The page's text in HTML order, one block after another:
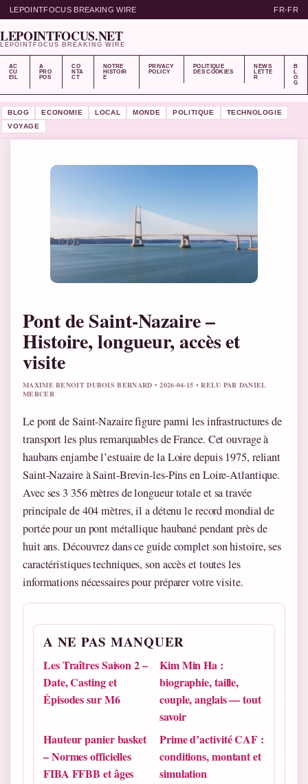
LEPOINTFOCUS BREAKING WIRE FR-FR
LEPOINTFOCUS.NET
LEPOINTFOCUS BREAKING WIRE
AC
CU
EIL
A
PRO
POS
CO
NTA
CT
NOTRE
HISTOIR
E
PRIVACY
POLICY
POLITIQUE
DES COOKIES
NEWS
LETTE
R
B
L
O
G
BLOG ECONOMIE LOCAL MONDE POLITIQUE
TECHNOLOGIE
VOYAGE
Pont de Saint-Nazaire –
Histoire, longueur, accès et
visite
MAXIME BENOIT DUBOIS BERNARD • 2026-04-15 • RELU PAR DANIEL
MERCER
Le pont de Saint-Nazaire figure parmi les infrastructures de
transport les plus remarquables de France. Cet ouvrage à
haubans enjambe l’estuaire de la Loire depuis 1975, reliant
Saint-Nazaire à Saint-Brevin-les-Pins en Loire-Atlantique.
Avec ses 3 356 mètres de longueur totale et sa travée
principale de 404 mètres, il a détenu le record mondial de
portée pour un pont métallique haubané pendant près de
huit ans. Découvrez dans ce guide complet son histoire, ses
caractéristiques techniques, son accès et toutes les
informations nécessaires pour préparer votre visite.
A NE PAS MANQUER
Les Traîtres Saison 2 –
Date, Casting et
Épisodes sur M6
Kim Min Ha :
biographie, taille,
couple, anglais — tout
savoir
Hauteur panier basket
– Normes officielles
FIBA FFBB et âges
Prime d’activité CAF :
conditions, montant et
simulation